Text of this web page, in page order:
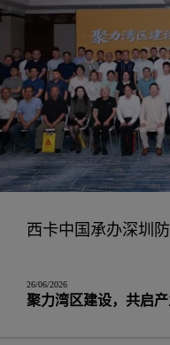
西卡中国承办深圳
26/06/2026
聚力湾区建设，共启